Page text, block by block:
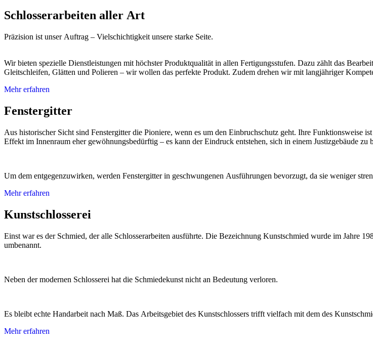
Schlosserarbeiten aller Art
Präzision ist unser Auftrag – Vielschichtigkeit unsere starke Seite.
Wir bieten spezielle Dienstleistungen mit höchster Produktqualität in allen Fertigungsstufen. Dazu zählt das
Gleitschleifen, Glätten und Polieren – wir wollen das perfekte Produkt. Zudem drehen wir mit langjähriger
Mehr erfahren
Fenstergitter
Aus historischer Sicht sind Fenstergitter die Pioniere, wenn es um den Einbruchschutz geht. Ihre
Effekt im Innenraum eher gewöhnungsbedürftig – es kann der Eindruck entstehen, sich in einem Justizgebäude zu
Um dem entgegenzuwirken, werden Fenstergitter in geschwungenen Ausführungen bevorzugt, da sie weniger
Mehr erfahren
Kunstschlosserei
Einst war es der Schmied, der alle Schlosserarbeiten ausführte. Die Bezeichnung Kunstschmied wurde im Jahre
umbenannt.
Neben der modernen Schlosserei hat die Schmiedekunst nicht an Bedeutung verloren.
Es bleibt echte Handarbeit nach Maß. Das Arbeitsgebiet des Kunstschlossers trifft vielfach mit dem des
Mehr erfahren